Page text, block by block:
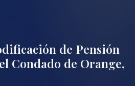
de Pensión
Condado de Orange,